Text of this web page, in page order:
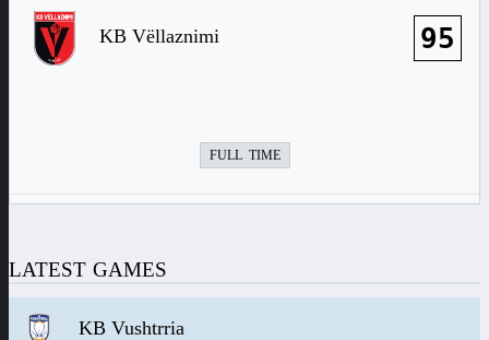
KB Vëllaznimi 95
FULL TIME
LATEST GAMES
KB Vushtrria